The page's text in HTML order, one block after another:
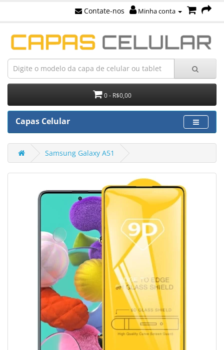
Contate-nos Minha conta
0 - R$0,00
Capas Celular
Samsung Galaxy A51